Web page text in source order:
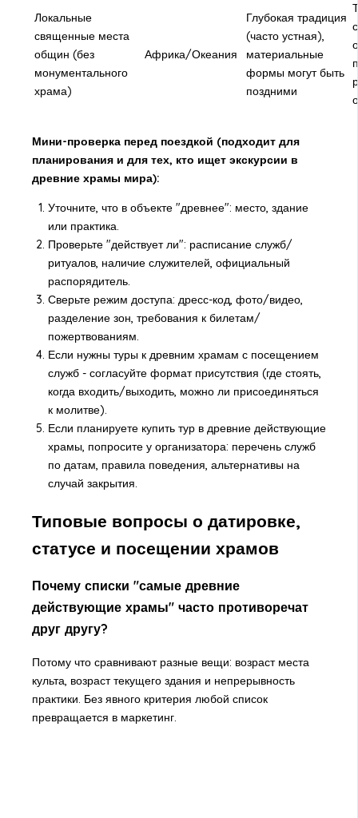
Локальные
священные места
общин (без
монументального
храма)
Африка/Океания
Глубокая традиция
(часто устная),
материальные
формы могут быть
поздними
Мини-проверка перед поездкой (подходит для
планирования и для тех, кто ищет экскурсии в
древние храмы мира):
Уточните, что в объекте "древнее": место, здание
или практика.
Проверьте "действует ли": расписание служб/
ритуалов, наличие служителей, официальный
распорядитель.
Сверьте режим доступа: дресс-код, фото/видео,
разделение зон, требования к билетам/
пожертвованиям.
Если нужны туры к древним храмам с посещением
служб - согласуйте формат присутствия (где стоять,
когда входить/выходить, можно ли присоединяться
к молитве).
Если планируете купить тур в древние действующие
храмы, попросите у организатора: перечень служб
по датам, правила поведения, альтернативы на
случай закрытия.
Типовые вопросы о датировке,
статусе и посещении храмов
Почему списки "самые древние
действующие храмы" часто противоречат
друг другу?
Потому что сравнивают разные вещи: возраст места
культа, возраст текущего здания и непрерывность
практики. Без явного критерия любой список
превращается в маркетинг.